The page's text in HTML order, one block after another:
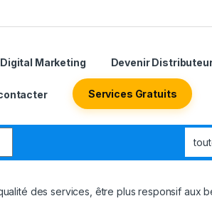
Digital Marketing Devenir
Services Gratuits
des services, être plus responsif aux